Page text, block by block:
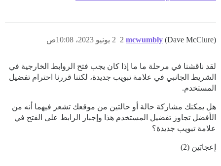
mcwumbly (Dave McClure) 2 يونيو 2023، 10:08ص 2
لقد ناقشنا في مرحلة ما ما إذا كان يجب فتح الروابط الخارجية في
الشريط الجانبي في علامة تبويب جديدة، لكننا قررنا احترام تفضيل
المستخدم.
هل يمكنك مشاركة حالة أو حالتين من موقعك تشعر فيهما أنه من
الأفضل تجاوز تفضيل المستخدم هذا وإجبار الرابط على الفتح في
علامة تبويب جديدة؟
إعجابَين (2)